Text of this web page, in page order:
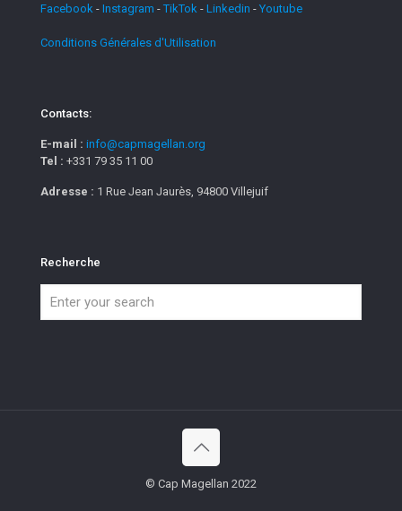
Facebook - Instagram -TikTok - Linkedin - Youtube
Conditions Générales d'Utilisation
Contacts:
E-mail : info@capmagellan.org
Tel : +331 79 35 11 00
Adresse : 1 Rue Jean Jaurès, 94800 Villejuif
Recherche
© Cap Magellan 2022